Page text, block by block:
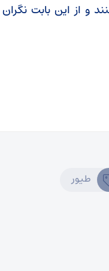
و از این بابت نگران
طیور